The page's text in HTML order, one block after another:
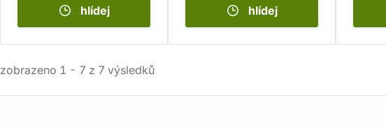
hlídej hlídej
zobrazeno 1 - 7 z 7 výsledků